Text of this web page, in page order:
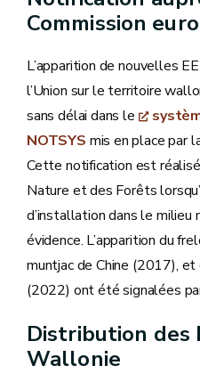
Commission
L’apparition de nouvelles
l’Union sur le territoire
sans délai dans le
NOTSYS mis en place par
Cette notification est
Nature et des Forêts
d’installation dans le milieu
évidence. L’apparition du
muntjac de Chine (2017),
(2022) ont été signalées
Distribution des
Wallonie